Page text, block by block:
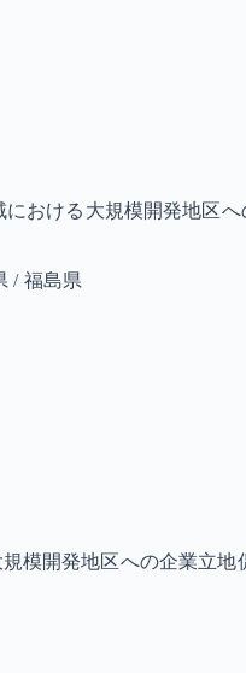
おける大規模開発地区
/ 福島県
模開発地区への企業立地